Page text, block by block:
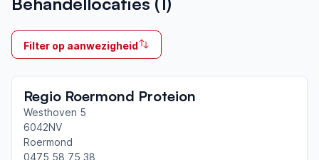
2021
Ik behandel
Op locatie & Thuis
netwerk
Roermond
Afgeronde ParkinsonNet-scholingen
Filter op aanwezigheid
Regio Roermond Proteion
Westhoven 5
6042NV
Roermond
0475 58 75 38